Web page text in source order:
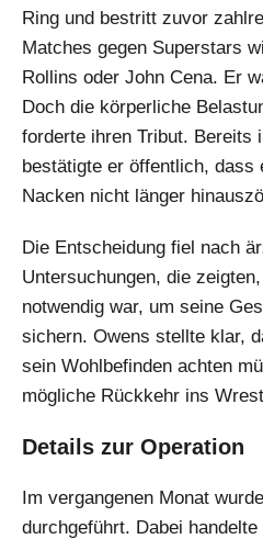
Ring und bestritt zuvor
Matches gegen Superstars
Rollins oder John Cena. Er
Doch die körperliche
forderte ihren Tribut. Bereits
bestätigte er öffentlich, dass
Nacken nicht länger
Die Entscheidung fiel nach
Untersuchungen, die
notwendig war, um seine
sichern. Owens stellte klar,
sein Wohlbefinden achten
mögliche Rückkehr ins
Details zur Operation
Im vergangenen Monat
durchgeführt. Dabei